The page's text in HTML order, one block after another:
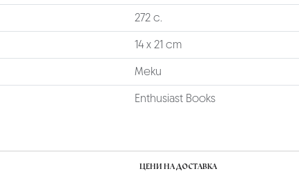
272 с.
14 х 21 cm
Меки
Enthusiast Books
ЦЕНИ НА ДОСТАВКА